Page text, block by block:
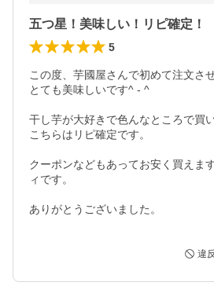
五つ星！美味しい！リピ確定！
5
この度、芋國屋さんで初めて注文さ
とても美味しいです^ - ^
干し芋が大好きで色んなところで買
こちらはリピ確定です。
クーポンなどもあってお安く買えま
ィです。
ありがとうございました。
違